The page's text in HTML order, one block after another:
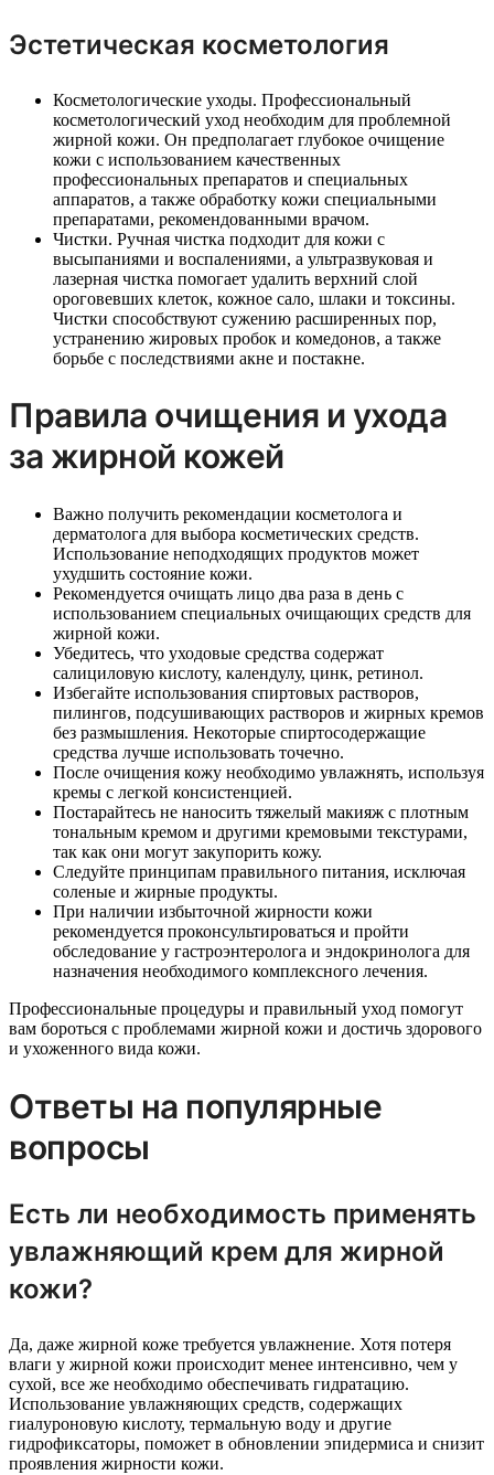
Эстетическая косметология
Косметологические уходы. Профессиональный
косметологический уход необходим для проблемной
жирной кожи. Он предполагает глубокое очищение
кожи с использованием качественных
профессиональных препаратов и специальных
аппаратов, а также обработку кожи специальными
препаратами, рекомендованными врачом.
Чистки. Ручная чистка подходит для кожи с
высыпаниями и воспалениями, а ультразвуковая и
лазерная чистка помогает удалить верхний слой
ороговевших клеток, кожное сало, шлаки и токсины.
Чистки способствуют сужению расширенных пор,
устранению жировых пробок и комедонов, а также
борьбе с последствиями акне и постакне.
Правила очищения и ухода
за жирной кожей
Важно получить рекомендации косметолога и
дерматолога для выбора косметических средств.
Использование неподходящих продуктов может
ухудшить состояние кожи.
Рекомендуется очищать лицо два раза в день с
использованием специальных очищающих средств для
жирной кожи.
Убедитесь, что уходовые средства содержат
салициловую кислоту, календулу, цинк, ретинол.
Избегайте использования спиртовых растворов,
пилингов, подсушивающих растворов и жирных кремов
без размышления. Некоторые спиртосодержащие
средства лучше использовать точечно.
После очищения кожу необходимо увлажнять, используя
кремы с легкой консистенцией.
Постарайтесь не наносить тяжелый макияж с плотным
тональным кремом и другими кремовыми текстурами,
так как они могут закупорить кожу.
Следуйте принципам правильного питания, исключая
соленые и жирные продукты.
При наличии избыточной жирности кожи
рекомендуется проконсультироваться и пройти
обследование у гастроэнтеролога и эндокринолога для
назначения необходимого комплексного лечения.
Профессиональные процедуры и правильный уход помогут
вам бороться с проблемами жирной кожи и достичь здорового
и ухоженного вида кожи.
Ответы на популярные
вопросы
Есть ли необходимость применять
увлажняющий крем для жирной
кожи?
Да, даже жирной коже требуется увлажнение. Хотя потеря
влаги у жирной кожи происходит менее интенсивно, чем у
сухой, все же необходимо обеспечивать гидратацию.
Использование увлажняющих средств, содержащих
гиалуроновую кислоту, термальную воду и другие
гидрофиксаторы, поможет в обновлении эпидермиса и снизит
проявления жирности кожи.